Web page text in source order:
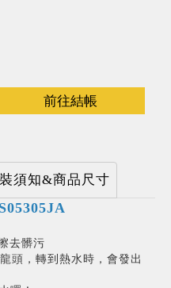
前往結帳
須知&商品尺寸
去髒污
頭，轉到熱水時，會發出